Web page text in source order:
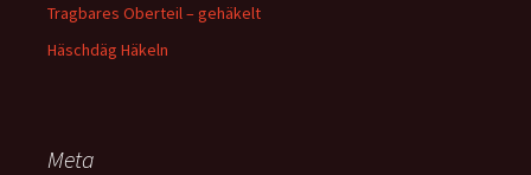
Tragbares Oberteil – gehäkelt
Häschdäg Häkeln
Meta